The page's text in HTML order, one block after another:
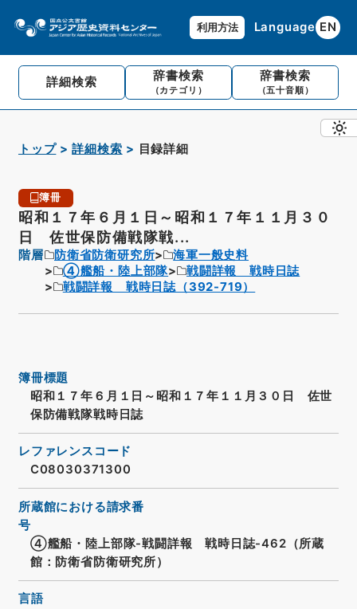
利用方法 Language EN
詳細検索 辞書検索
（カテゴリ）
辞書検索
（五十音順）
トップ 詳細検索 目録詳細
簿冊
昭和１７年６月１日～昭和１７年１１月３０
日 佐世保防備戦隊戦...
階層 防衛省防衛研究所
海軍一般史料
④艦船・陸上部隊
戦闘詳報 戦時日誌
戦闘詳報 戦時日誌（392-719）
簿冊標題
昭和１７年６月１日～昭和１７年１１月３０日 佐世
保防備戦隊戦時日誌
レファレンスコード
C08030371300
所蔵館における請求番
号
④艦船・陸上部隊-戦闘詳報 戦時日誌-462（所蔵
館：防衛省防衛研究所）
言語